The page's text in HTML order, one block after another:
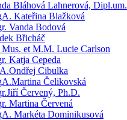
Bláhová Lahnerová, Dipl.um.
Kateřina Blažková
Vanda Bodová
Břicháč
et M.M. Lucie Carlson
Katja Cepeda
Cibulka
Čelikovská
Červený, Ph.D.
Martina Červená
Markéta Dominikusová